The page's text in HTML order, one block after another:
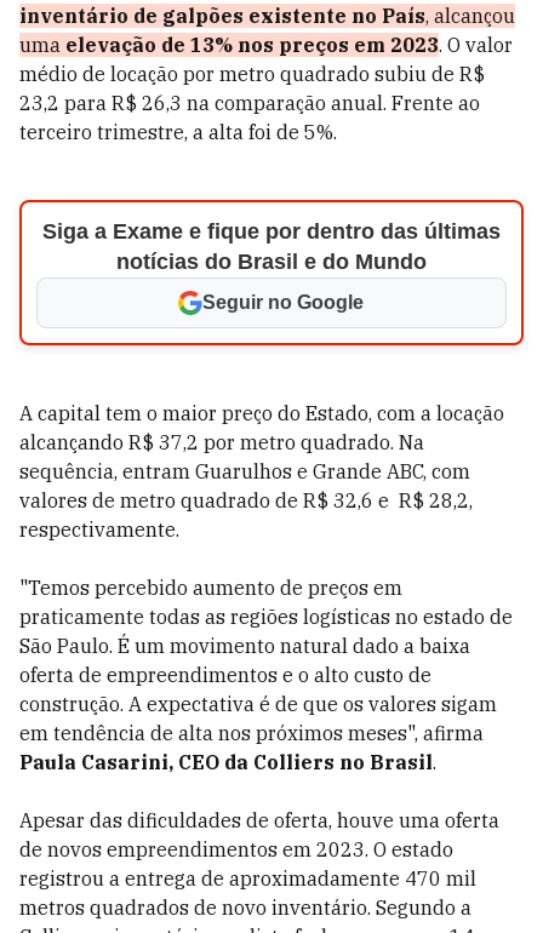
inventário de galpões existente no País, alcançou
uma elevação de 13% nos preços em 2023. O valor
médio de locação por metro quadrado subiu de R$
23,2 para R$ 26,3 na comparação anual. Frente ao
terceiro trimestre, a alta foi de 5%.
Siga a Exame e fique por dentro das últimas
notícias do Brasil e do Mundo
Seguir no Google
A capital tem o maior preço do Estado, com a locação
alcançando R$ 37,2 por metro quadrado. Na
sequência, entram Guarulhos e Grande ABC, com
valores de metro quadrado de R$ 32,6 e R$ 28,2,
respectivamente.
"Temos percebido aumento de preços em
praticamente todas as regiões logísticas no estado de
São Paulo. É um movimento natural dado a baixa
oferta de empreendimentos e o alto custo de
construção. A expectativa é de que os valores sigam
em tendência de alta nos próximos meses", afirma
Paula Casarini, CEO da Colliers no Brasil.
Apesar das dificuldades de oferta, houve uma oferta
de novos empreendimentos em 2023. O estado
registrou a entrega de aproximadamente 470 mil
metros quadrados de novo inventário. Segundo a